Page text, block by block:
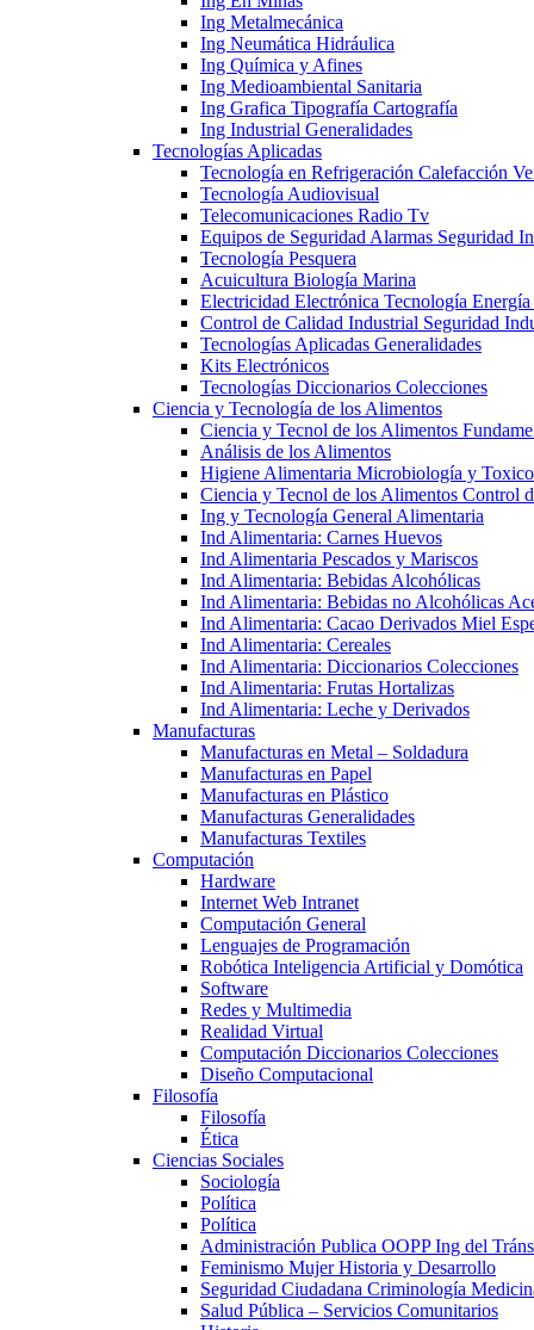
Ing Metalmecánica
Ing Neumática Hidráulica
Ing Química y Afines
Ing Medioambiental Sanitaria
Ing Grafica Tipografía Cartografía
Ing Industrial Generalidades
Tecnologías Aplicadas
Tecnología en Refrigeración Calefacción
Tecnología Audiovisual
Telecomunicaciones Radio Tv
Equipos de Seguridad Alarmas Seguridad
Tecnología Pesquera
Acuicultura Biología Marina
Electricidad Electrónica Tecnología Energía
Control de Calidad Industrial Seguridad
Tecnologías Aplicadas Generalidades
Kits Electrónicos
Tecnologías Diccionarios Colecciones
Ciencia y Tecnología de los Alimentos
Ciencia y Tecnol de los Alimentos
Análisis de los Alimentos
Higiene Alimentaria Microbiología y
Ciencia y Tecnol de los Alimentos Control
Ing y Tecnología General Alimentaria
Ind Alimentaria: Carnes Huevos
Ind Alimentaria Pescados y Mariscos
Ind Alimentaria: Bebidas Alcohólicas
Ind Alimentaria: Bebidas no Alcohólicas
Ind Alimentaria: Cacao Derivados Miel
Ind Alimentaria: Cereales
Ind Alimentaria: Diccionarios Colecciones
Ind Alimentaria: Frutas Hortalizas
Ind Alimentaria: Leche y Derivados
Manufacturas
Manufacturas en Metal – Soldadura
Manufacturas en Papel
Manufacturas en Plástico
Manufacturas Generalidades
Manufacturas Textiles
Computación
Hardware
Internet Web Intranet
Computación General
Lenguajes de Programación
Robótica Inteligencia Artificial y Domótica
Software
Redes y Multimedia
Realidad Virtual
Computación Diccionarios Colecciones
Diseño Computacional
Filosofía
Filosofía
Ética
Ciencias Sociales
Sociología
Política
Política
Administración Publica OOPP Ing del
Feminismo Mujer Historia y Desarrollo
Seguridad Ciudadana Criminología
Salud Pública – Servicios Comunitarios